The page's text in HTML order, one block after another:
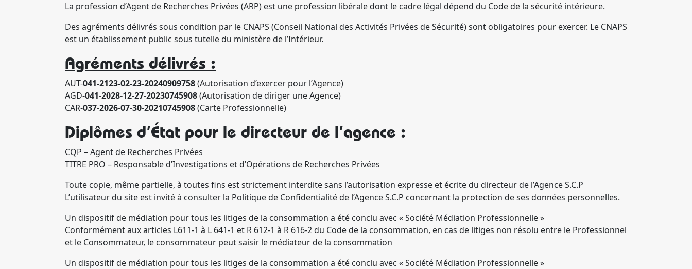
La profession d’Agent de Recherches Privées (ARP) est une profession libérale dont le cadre légal dépend du Code de la sécurité intérieure.
Des agréments délivrés sous condition par le CNAPS (Conseil National des Activités Privées de Sécurité) sont obligatoires pour exercer. Le CNAPS
est un établissement public sous tutelle du ministère de l’Intérieur.
Agréments délivrés :
AUT-041-2123-02-23-20240909758(Autorisation d’exercer pour l’Agence)
AGD-041-2028-12-27-20230745908(Autorisation de diriger une Agence)
CAR-037-2026-07-30-20210745908(Carte Professionnelle)
Diplômes d’État pour le directeur de l’agence :
CQP – Agent de Recherches Privées
TITRE PRO – Responsable d’Investigations et d’Opérations de Recherches Privées
Toute copie, même partielle, à toutes fins est strictement interdite sans l’autorisation expresse et écrite du directeur de l’Agence S.C.P
L’utilisateur du site est invité à consulter la Politique de Confidentialité de l’Agence S.C.P concernant la protection de ses données personnelles.
Un dispositif de médiation pour tous les litiges de la consommation a été conclu avec « Société Médiation Professionnelle »
Conformément aux articles L611-1 à L 641-1 et R 612-1 à R 616-2 du Code de la consommation, en cas de litiges non résolu entre le Professionnel
et le Consommateur, le consommateur peut saisir le médiateur de la consommation
Un dispositif de médiation pour tous les litiges de la consommation a été conclu avec « Société Médiation Professionnelle »